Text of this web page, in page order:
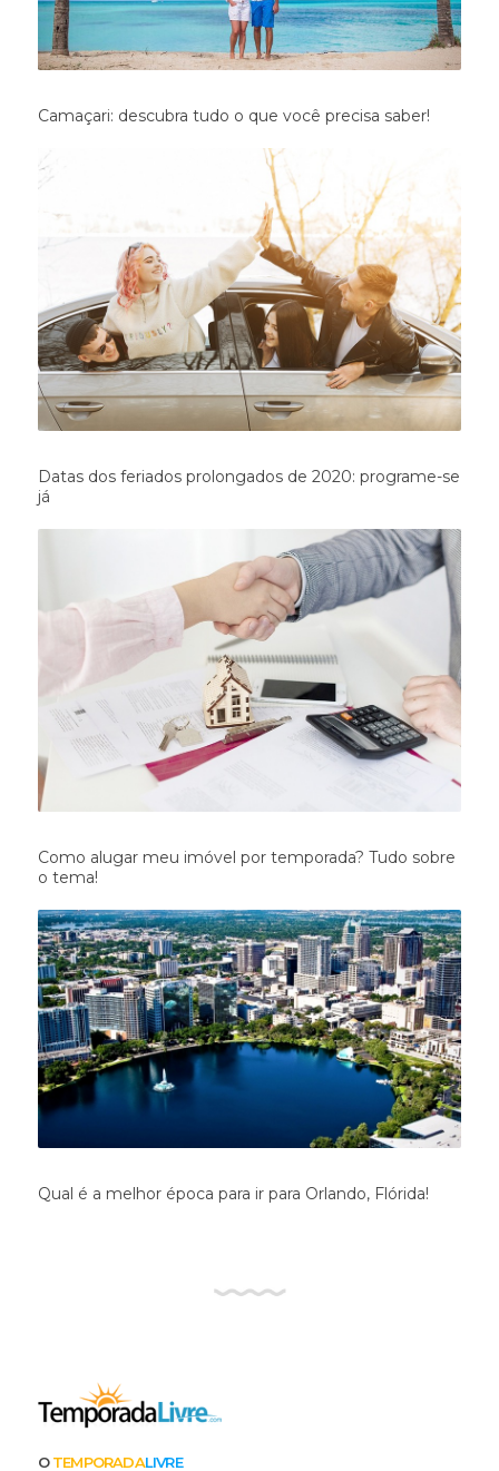
Camaçari: descubra tudo o que você precisa saber!
Datas dos feriados prolongados de 2020: programe-se
já
Como alugar meu imóvel por temporada? Tudo sobre
o tema!
Qual é a melhor época para ir para Orlando, Flórida!
OTEMPORADALIVRE